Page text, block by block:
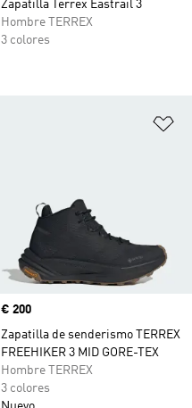
Zapatilla Terrex Eastrail 3
Hombre TERREX
3 colores
Precio
€ 200
Zapatilla de senderismo TERREX
FREEHIKER 3 MID GORE-TEX
Hombre TERREX
3 colores